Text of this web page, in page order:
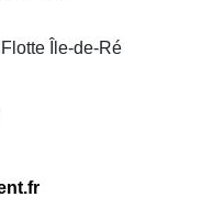
Île-de-Ré